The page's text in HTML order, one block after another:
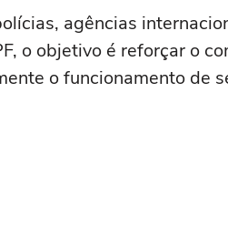
agências
o objetivo é reforçar o
o funcionamento de